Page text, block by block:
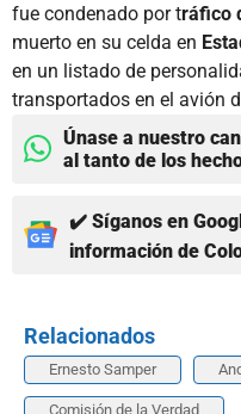
fue condenado por tráfico
muerto en su celda en
en un listado de
transportados en el avión
Únase a nuestro
al tanto de los
✔️ Síganos en
información de
Relacionados
Ernesto Samper
Comisión de la Verdad